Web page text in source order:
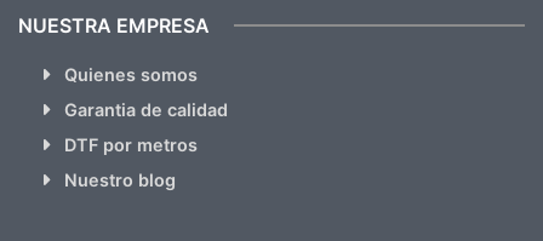
NUESTRA EMPRESA
Quienes somos
Garantia de calidad
DTF por metros
Nuestro blog